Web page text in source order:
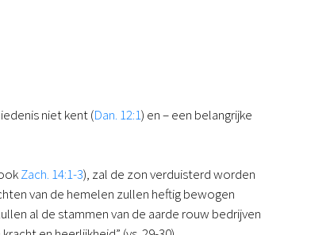
niet kent (Dan. 12:1) en – een belangrijke
Zach. 14:1-3), zal de zon verduisterd worden
van de hemelen zullen heftig bewogen
al de stammen van de aarde rouw bedrijven